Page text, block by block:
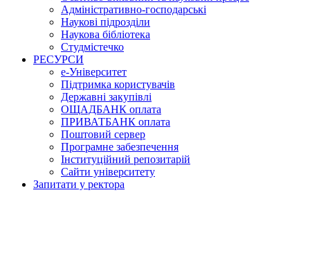
Адміністративно-господарські
Наукові підрозділи
Наукова бібліотека
Студмістечко
РЕСУРСИ
е-Університет
Підтримка користувачів
Державні закупівлі
ОЩАДБАНК оплата
ПРИВАТБАНК оплата
Поштовий сервер
Програмне забезпечення
Інституційний репозитарій
Сайти університету
Запитати у ректора